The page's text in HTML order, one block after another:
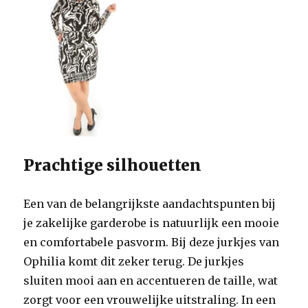
Prachtige silhouetten
Een van de belangrijkste aandachtspunten bij
je zakelijke garderobe is natuurlijk een mooie
en comfortabele pasvorm. Bij deze jurkjes van
Ophilia komt dit zeker terug. De jurkjes
sluiten mooi aan en accentueren de taille, wat
zorgt voor een vrouwelijke uitstraling. In een